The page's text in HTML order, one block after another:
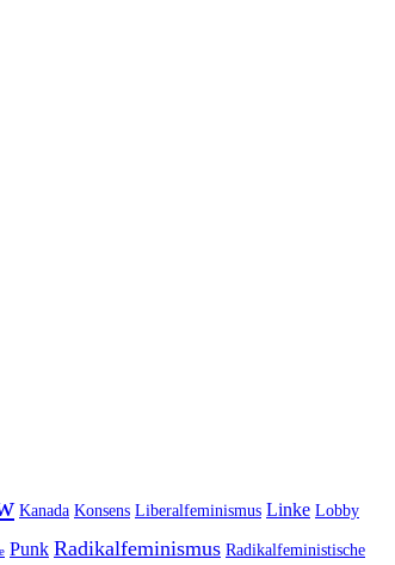
Kanada Konsens Liberalfeminismus Linke Lobby
Punk Radikalfeminismus Radikalfeministische